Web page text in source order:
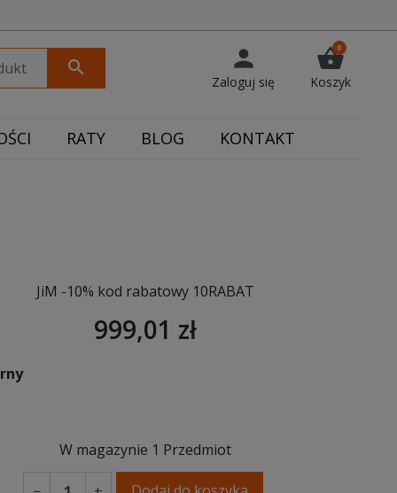
search person
Zaloguj się
shopping_basket
0
Koszyk
RATY BLOG KONTAKT
JiM -10% kod rabatowy 10RABAT
999,01 zł
W magazynie 1 Przedmiot